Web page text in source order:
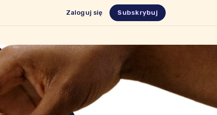
Zaloguj się Subskrybuj